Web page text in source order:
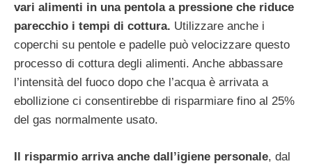
vari alimenti in una pentola a pressione che riduce
parecchio i tempi di cottura. Utilizzare anche i
coperchi su pentole e padelle può velocizzare questo
processo di cottura degli alimenti. Anche abbassare
l’intensità del fuoco dopo che l’acqua è arrivata a
ebollizione ci consentirebbe di risparmiare fino al 25%
del gas normalmente usato.
Il risparmio arriva anche dall’igiene personale, dal